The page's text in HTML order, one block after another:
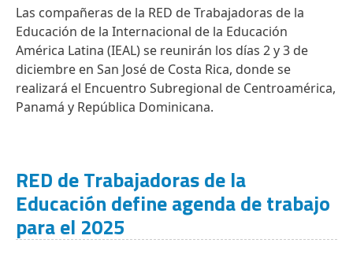
Las compañeras de la RED de Trabajadoras de la
Educación de la Internacional de la Educación
América Latina (IEAL) se reunirán los días 2 y 3 de
diciembre en San José de Costa Rica, donde se
realizará el Encuentro Subregional de Centroamérica,
Panamá y República Dominicana.
RED de Trabajadoras de la
Educación define agenda de trabajo
para el 2025